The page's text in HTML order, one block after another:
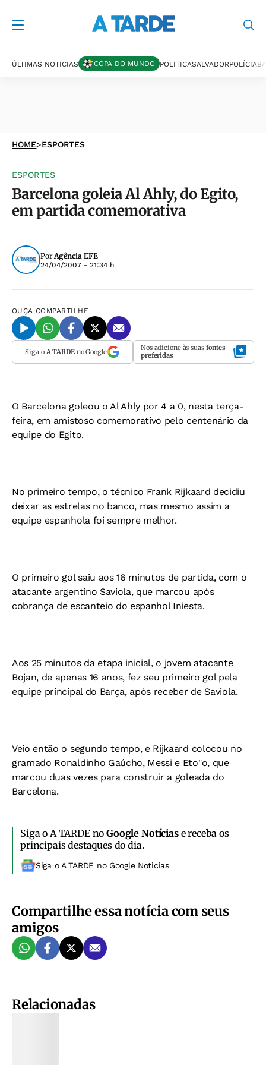
ÚLTIMAS NOTÍCIAS COPA DO MUNDO POLÍTICASALVADORPOLÍCIA
HOME>ESPORTES
ESPORTES
Barcelona goleia Al Ahly, do Egito,
em partida comemorativa
PorAgência EFE
24/04/2007 - 21:34 h
OUÇA COMPARTILHE
Siga o A TARDEno Google Nos adicione às suas fontes
preferidas
O Barcelona goleou o Al Ahly por 4 a 0, nesta terça-
feira, em amistoso comemorativo pelo centenário da
equipe do Egito.
No primeiro tempo, o técnico Frank Rijkaard decidiu
deixar as estrelas no banco, mas mesmo assim a
equipe espanhola foi sempre melhor.
O primeiro gol saiu aos 16 minutos de partida, com o
atacante argentino Saviola, que marcou após
cobrança de escanteio do espanhol Iniesta.
Aos 25 minutos da etapa inicial, o jovem atacante
Bojan, de apenas 16 anos, fez seu primeiro gol pela
equipe principal do Barça, após receber de Saviola.
Veio então o segundo tempo, e Rijkaard colocou no
gramado Ronaldinho Gaúcho, Messi e Eto"o, que
marcou duas vezes para construir a goleada do
Barcelona.
Siga o A TARDE noGoogle Notíciase receba os
principais destaques do dia.
Siga o A TARDE no Google Noticias
Compartilhe essa notícia com seus
amigos
Relacionadas